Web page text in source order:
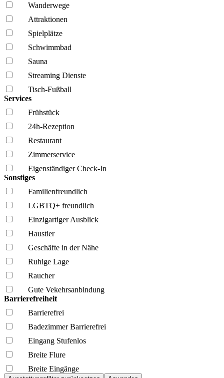
Wanderwege
Attraktionen
Spielplätze
Schwimmbad
Sauna
Streaming Dienste
Tisch-Fußball
Services
Frühstück
24h-Rezeption
Restaurant
Zimmerservice
Eigenständiger Check-In
Sonstiges
Familien­freundlich
LGBTQ+ freundlich
Einzigartiger Ausblick
Haustier
Geschäfte in der Nähe
Ruhige Lage
Raucher
Gute Vekehrsanbindung
Barrierefreiheit
Barrierefrei
Badezimmer Barrierefrei
Eingang Stufenlos
Breite Flure
Breite Eingänge